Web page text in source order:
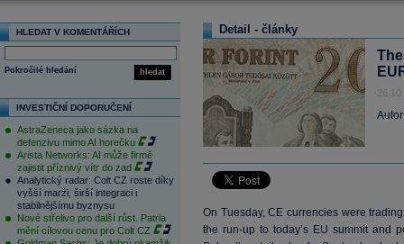
HLEDAT V KOMENTÁŘÍCH
hledat
Pokročilé hledání
INVESTIČNÍ DOPORUČENÍ
AstraZeneca jako sázka na
defenzivu mimo AI horečku
Arista Networks: AI může firmě
zajistit příznivý vítr do zad
Analytický radar: Colt CZ roste díky
vyšší marži, širší integraci i
stabilnějšímu byznysu
Nové střelivo pro další růst. Patria
mění cílovou cenu pro Colt CZ
Detail - články
On Tuesday, CE currencies were
the run-up to today’s EU summit and